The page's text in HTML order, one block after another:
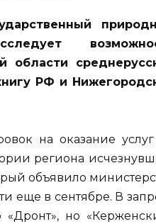
области
РФ и
на оказание
региона
объявило
еще в сентябре. В
но